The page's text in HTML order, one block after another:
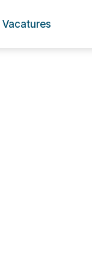
Vacatures